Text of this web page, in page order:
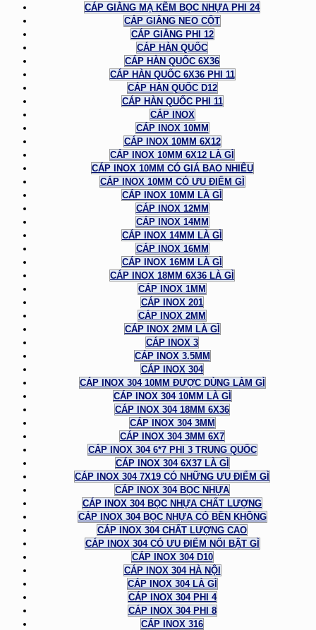
CÁP GIẰNG MẠ KẼM BỌC NHỰA PHI 24
CÁP GIẰNG NEO CỘT
CÁP GIẰNG PHI 12
CÁP HÀN QUỐC
CÁP HÀN QUỐC 6X36
CÁP HÀN QUỐC 6X36 PHI 11
CÁP HÀN QUỐC D12
CÁP HÀN QUỐC PHI 11
CÁP INOX
CÁP INOX 10MM
CÁP INOX 10MM 6X12
CÁP INOX 10MM 6X12 LÀ GÌ
CÁP INOX 10MM CÓ GIÁ BAO NHIÊU
CÁP INOX 10MM CÓ ƯU ĐIỂM GÌ
CÁP INOX 10MM LÀ GÌ
CÁP INOX 12MM
CÁP INOX 14MM
CÁP INOX 14MM LÀ GÌ
CÁP INOX 16MM
CÁP INOX 16MM LÀ GÌ
CÁP INOX 18MM 6X36 LÀ GÌ
CÁP INOX 1MM
CÁP INOX 201
CÁP INOX 2MM
CÁP INOX 2MM LÀ GÌ
CÁP INOX 3
CÁP INOX 3.5MM
CÁP INOX 304
CÁP INOX 304 10MM ĐƯỢC DÙNG LÀM GÌ
CÁP INOX 304 10MM LÀ GÌ
CÁP INOX 304 18MM 6X36
CÁP INOX 304 3MM
CÁP INOX 304 3MM 6X7
CÁP INOX 304 6*7 PHI 3 TRUNG QUỐC
CÁP INOX 304 6X37 LÀ GÌ
CÁP INOX 304 7X19 CÓ NHỮNG ƯU ĐIỂM GÌ
CÁP INOX 304 BỌC NHỰA
CÁP INOX 304 BỌC NHỰA CHẤT LƯỢNG
CÁP INOX 304 BỌC NHỰA CÓ BỀN KHÔNG
CÁP INOX 304 CHẤT LƯỢNG CAO
CÁP INOX 304 CÓ ƯU ĐIỂM NỔI BẬT GÌ
CÁP INOX 304 D10
CÁP INOX 304 HÀ NỘI
CÁP INOX 304 LÀ GÌ
CÁP INOX 304 PHI 4
CÁP INOX 304 PHI 8
CÁP INOX 316